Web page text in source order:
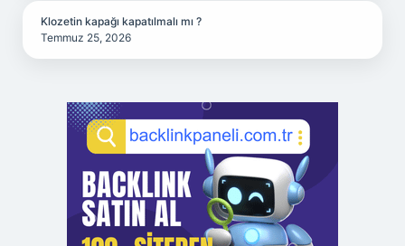
Klozetin kapağı kapatılmalı mı ?
Temmuz 25, 2026